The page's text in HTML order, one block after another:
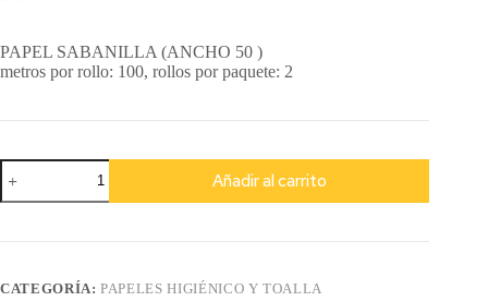
PAPEL SABANILLA (ANCHO 50 )
metros por rollo: 100, rollos por paquete: 2
PAPEL
SABANILLA
TOILE
Añadir al carrito
CATEGORÍA:PAPELES HIGIÉNICO Y TOALLA